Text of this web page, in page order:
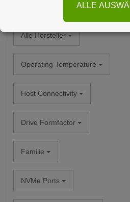
Alle Hersteller
Operating Temperature
Host Connectivity
Drive Formfactor
Familie
NVMe Ports
ALLE